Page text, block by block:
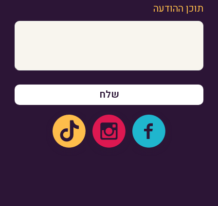
תוכן ההודעה